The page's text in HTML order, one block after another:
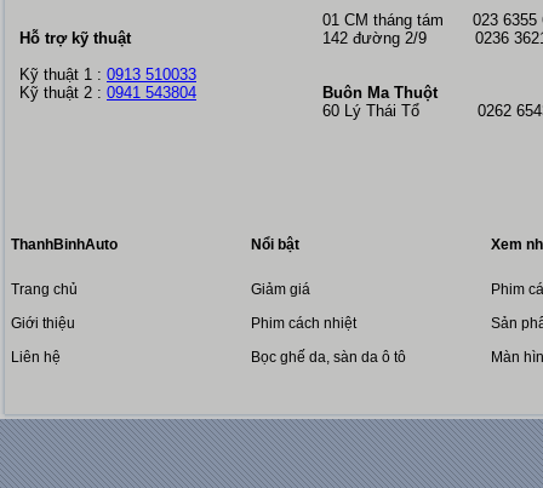
Hỗ trợ kỹ thuật
Kỹ thuật 1 : 0913 510033
Kỹ thuật 2 : 0941 543804
01 CM tháng tám 023 6355
142 đường 2/9 0236
Buôn Ma Thuột
60 Lý Thái Tổ 0262
ThanhBinhAuto
Trang chủ
Giới thiệu
Liên hệ
Nổi bật
Giảm giá
Phim cách nhiệt
Bọc ghế da, sàn da ô tô
Xem
Phim
Sản
Màn